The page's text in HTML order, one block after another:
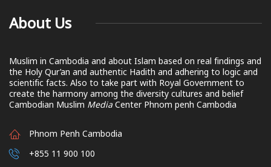
About Us
Muslim in Cambodia and about Islam based on real findings and
the Holy Qur’an and authentic Hadith and adhering to logic and
scientific facts. Also to take part with Royal Government to
create the harmony among the diversity cultures and belief
Cambodian Muslim Media Center Phnom penh Cambodia
Phnom Penh Cambodia
+855 11 900 100